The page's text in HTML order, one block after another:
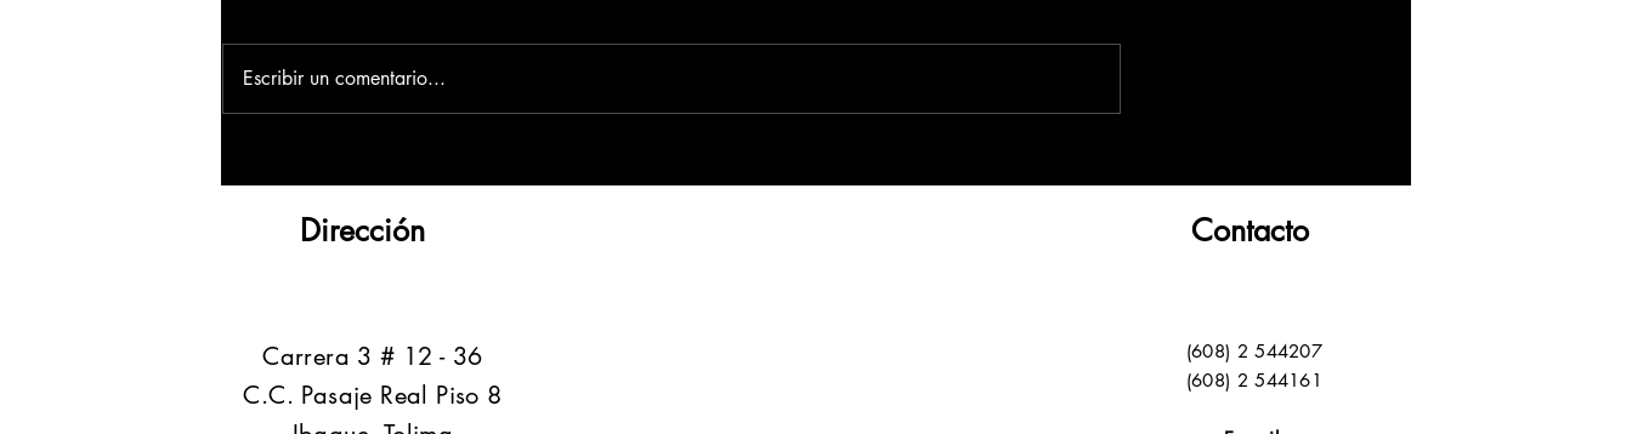
Escribir un comentario...
Dirección
​Carrera 3 # 12 - 36
C.C. Pasaje Real Piso 8
Contacto
(608) 2 544207
(608) 2 544161